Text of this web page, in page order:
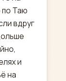
по Таю
вдруг
и
на